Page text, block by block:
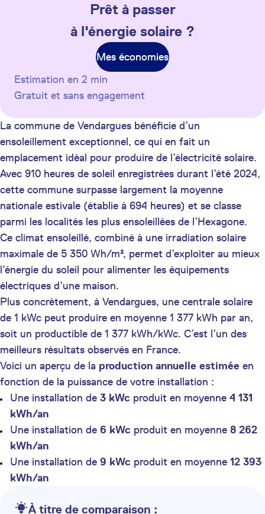
Prêt à passer
à l'énergie solaire ?
Mes économies
Estimation en 2 min
Gratuit et sans engagement
La commune de Vendargues bénéficie d’un
ensoleillement exceptionnel, ce qui en fait un
emplacement idéal pour produire de l’électricité solaire.
Avec 910 heures de soleil enregistrées durant l’été 2024,
cette commune surpasse largement la moyenne
nationale estivale (établie à 694 heures) et se classe
parmi les localités les plus ensoleillées de l’Hexagone.
Ce climat ensoleillé, combiné à une irradiation solaire
maximale de 5 350 Wh/m², permet d’exploiter au mieux
l’énergie du soleil pour alimenter les équipements
électriques d’une maison.
Plus concrètement, à Vendargues, une centrale solaire
de 1 kWc peut produire en moyenne 1 377 kWh par an,
soit un productible de 1 377 kWh/kWc. C’est l’un des
meilleurs résultats observés en France.
Voici un aperçu de la production annuelle estimée en
fonction de la puissance de votre installation :
Une installation de 3 kWc produit en moyenne 4 131
kWh/an
Une installation de 6 kWc produit en moyenne 8 262
kWh/an
Une installation de 9 kWc produit en moyenne 12 393
kWh/an
À titre de comparaison :